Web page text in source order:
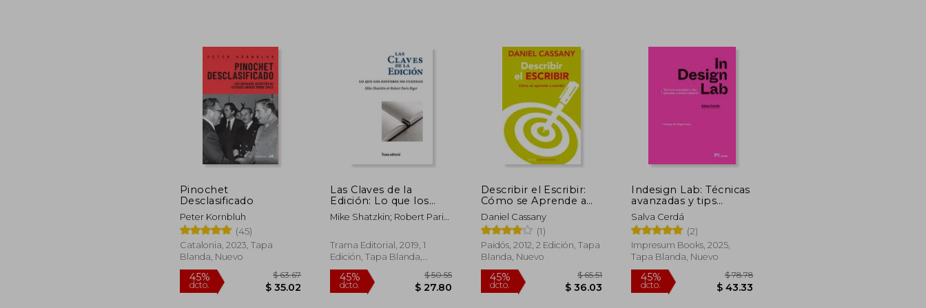
45%
dcto. $ 18.94 $ 21.85 dcto. $ 24.85
Pinochet
Desclasificado
Peter Kornbluh
(45)
Catalonia, 2023, Tapa
Blanda, Nuevo
Las Claves de la
Edición: Lo que los
Editores no Cuentan:
28 (Tipos Móviles)
Mike Shatzkin; Robert Paris
Trama Editorial, 2019, 1
Edición, Tapa Blanda,
Nuevo
Describir el Escribir:
Cómo se Aprende a
Escribir
Daniel Cassany
(1)
Paidós, 2012, 2 Edición, Tapa
Blanda, Nuevo
Indesign Lab: Técnicas
avanzadas y tips
aplicados a diseño
editorial
Salva Cerdá
(2)
Impresum Books, 2025,
Tapa Blanda, Nuevo